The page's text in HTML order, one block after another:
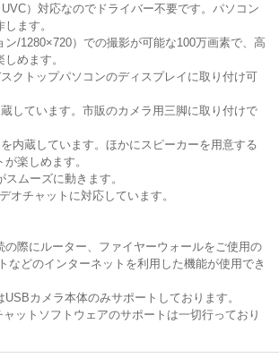
）対応なのでドライバー不要です。パソコン
ます。
ン/1280×720）での撮影が可能な100万画素で、高
めます。
クトップパソコンのディスプレイに取り付け可
しています。市販のカメラ用三脚に取り付けで
内蔵しています。ほかにスピーカーを用意する
楽しめます。
ムーズに動きます。
オチャットに対応しています。
際にルーター、ファイヤーウォールをご使用の
などのインターネットを利用した機能が使用でき
カメラ本体のみサポートしております。
ットソフトウェアのサポートは一切行っており